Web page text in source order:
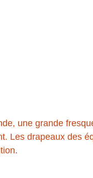
une grande
Les drapeaux des